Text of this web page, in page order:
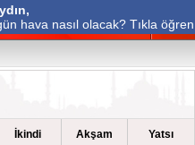
hava nasıl olacak? Tıkla öğren
İkindi Akşam Yatsı